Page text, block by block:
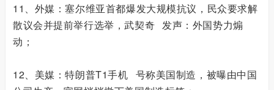
11、外媒：塞尔维亚首都爆发大规模抗议，民众要求解
散议会并提前举行选举，武契奇 发声：外国势力煽
动；
12、美媒：特朗普T1手机 号称美国制造，被曝由中国